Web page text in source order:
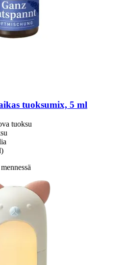
tuoksumix, 5 ml
tuoksu